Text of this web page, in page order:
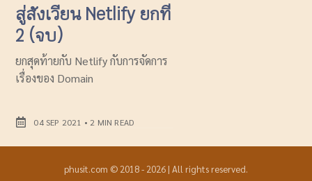
สู่สังเวียน Netlify ยกที่
2 (จบ)
ยกสุดท้ายกับ Netlify กับการจัดการ
เรื่องของ Domain
04 SEP 2021 • 2 MIN READ
phusit.com © 2018- 2026 | All rights reserved.